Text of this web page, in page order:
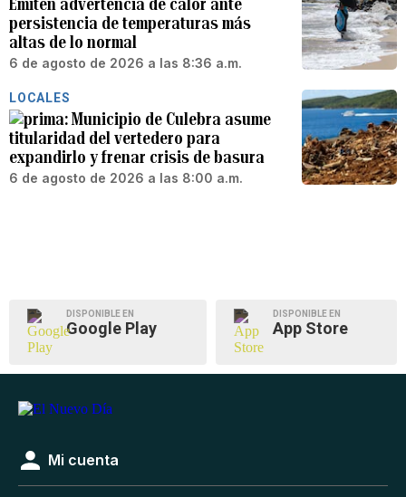
Emiten advertencia de calor ante
persistencia de temperaturas más
altas de lo normal
6 de agosto de 2026 a las 8:36 a.m.
LOCALES
Municipio de Culebra asume
titularidad del vertedero para
expandirlo y frenar crisis de basura
6 de agosto de 2026 a las 8:00 a.m.
DISPONIBLE EN
Google Play
DISPONIBLE EN
App Store
Mi cuenta